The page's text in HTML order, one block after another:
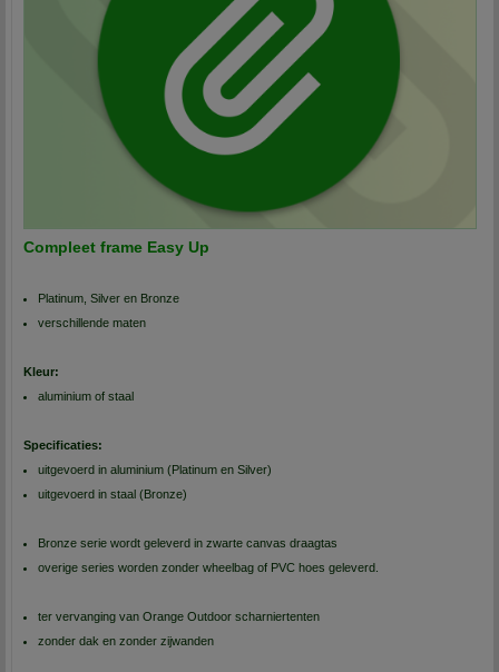
Compleet frame Easy Up
Platinum, Silver en Bronze
verschillende maten
Kleur:
aluminium of staal
Specificaties:
uitgevoerd in aluminium (Platinum en Silver)
uitgevoerd in staal (Bronze)
Bronze serie wordt geleverd in zwarte canvas draagtas
overige series worden zonder wheelbag of PVC hoes geleverd.
ter vervanging van Orange Outdoor scharniertenten
zonder dak en zonder zijwanden